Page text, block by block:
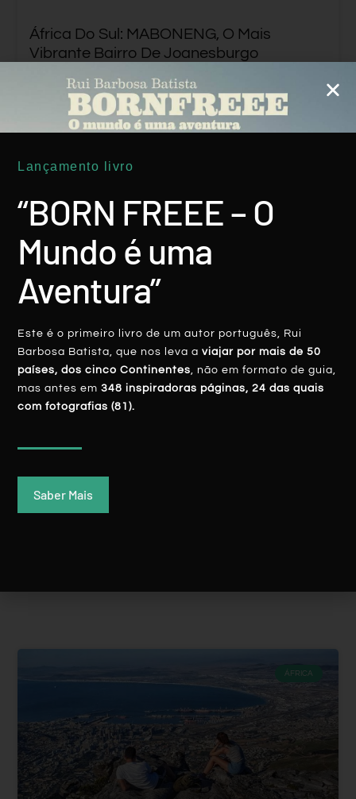
África Do Sul: MABONENG, O Mais
Vibrante Bairro De Joanesburgo
LER MAIS
Rui Batista 23 Fevereiro, 2020
LER MAIS
ÁFRICA
Lançamento livro
“BORN FREEE – O
Mundo é uma
Aventura”
Este é o primeiro livro de um autor português, Rui
Barbosa Batista, que nos leva aviajar por mais de 50
países, dos cinco Continentes, não em formato de guia,
mas antes em348 inspiradoras páginas, 24 das quais
com fotografias (81).
Saber Mais